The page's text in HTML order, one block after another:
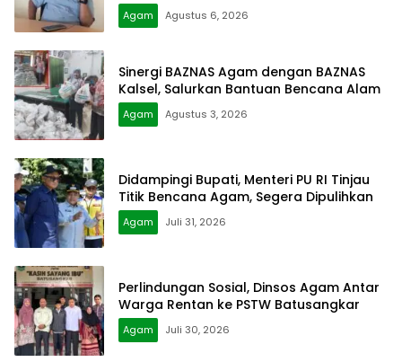
Agam Agustus 6, 2026
Sinergi BAZNAS Agam dengan BAZNAS
Kalsel, Salurkan Bantuan Bencana Alam
Agam Agustus 3, 2026
Didampingi Bupati, Menteri PU RI Tinjau
Titik Bencana Agam, Segera Dipulihkan
Agam Juli 31, 2026
Perlindungan Sosial, Dinsos Agam Antar
Warga Rentan ke PSTW Batusangkar
Agam Juli 30, 2026